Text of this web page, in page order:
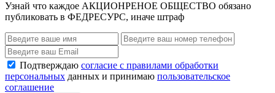
Узнай что каждое АКЦИОНРЕНОЕ ОБЩЕСТВО обязано
публиковать в ФЕДРЕСУРС, иначе штраф
Подтверждаю согласие с правилами обработки
персональных данных и принимаю пользовательское
соглашение